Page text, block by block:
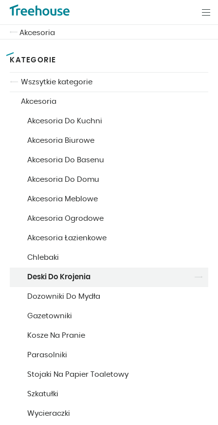
Akcesoria
KATEGORIE
Wszsytkie kategorie
Akcesoria
Akcesoria Do Kuchni
Akcesoria Biurowe
Akcesoria Do Basenu
Akcesoria Do Domu
Akcesoria Meblowe
Akcesoria Ogrodowe
Akcesoria Łazienkowe
Chlebaki
Deski Do Krojenia
Dozowniki Do Mydła
Gazetowniki
Kosze Na Pranie
Parasolniki
Stojaki Na Papier Toaletowy
Szkatułki
Wycieraczki